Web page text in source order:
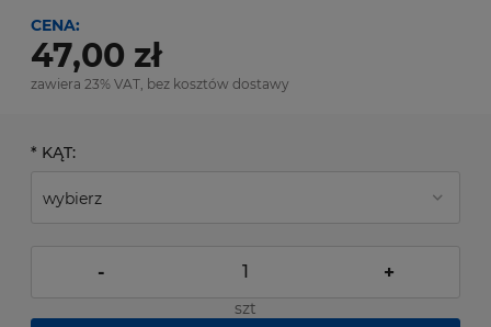
CENA:
47,00 zł
zawiera 23% VAT, bez kosztów dostawy
* KĄT:
- +
szt